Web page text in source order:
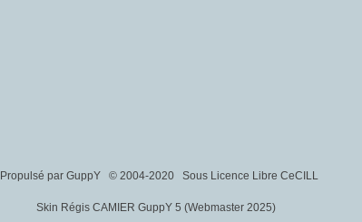
Propulsé par GuppY © 2004-2020 Sous Licence Libre CeCILL
Skin Régis CAMIER GuppY 5 (Webmaster 2025)